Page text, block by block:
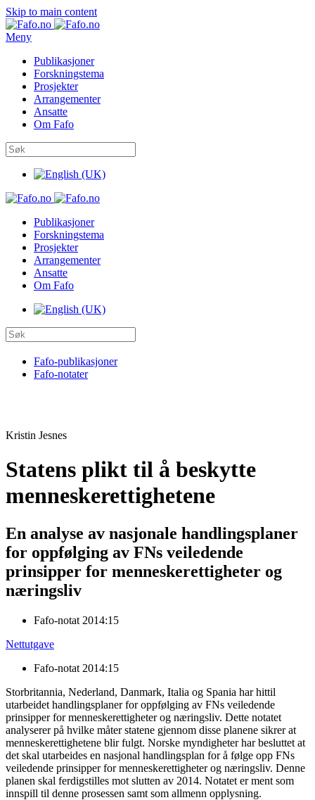
Skip to main content
Meny
Publikasjoner
Forskningstema
Prosjekter
Arrangementer
Ansatte
Om Fafo
Publikasjoner
Forskningstema
Prosjekter
Arrangementer
Ansatte
Om Fafo
Fafo-publikasjoner
Fafo-notater
Kristin Jesnes
Statens plikt til å beskytte
menneskerettighetene
En analyse av nasjonale handlingsplaner
for oppfølging av FNs veiledende
prinsipper for menneskerettigheter og
næringsliv
Fafo-notat 2014:15
Nettutgave
Fafo-notat 2014:15
Storbritannia, Nederland, Danmark, Italia og Spania har hittil
utarbeidet handlingsplaner for oppfølging av FNs veiledende
prinsipper for menneskerettigheter og næringsliv. Dette notatet
analyserer på hvilke måter statene gjennom disse planene sikrer at
menneskerettighetene blir fulgt. Norske myndigheter har besluttet at
det skal utarbeides en nasjonal handlingsplan for å følge opp FNs
veiledende prinsipper for menneskerettigheter og næringsliv. Denne
planen skal ferdigstilles mot slutten av 2014. Notatet er ment som
innspill til denne prosessen samt som allmenn opplysning.